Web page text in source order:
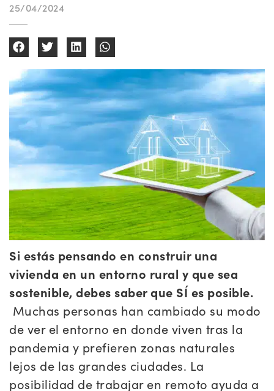
25/04/2024
Si estás pensando en construir una
vivienda en un entorno rural y que sea
sostenible, debes saber que SÍ es posible.
Muchas personas han cambiado su modo
de ver el entorno en donde viven tras la
pandemia y prefieren zonas naturales
lejos de las grandes ciudades. La
posibilidad de trabajar en remoto ayuda a